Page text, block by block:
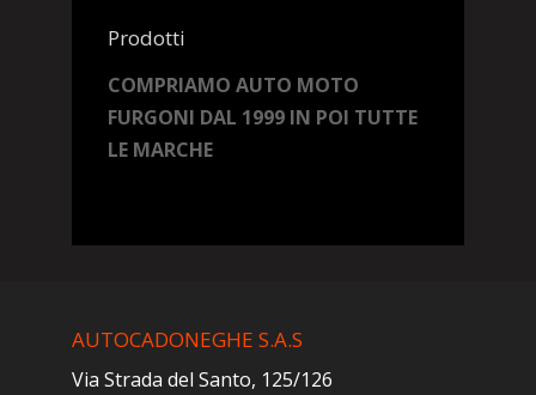
Prodotti
COMPRIAMO AUTO MOTO
FURGONI DAL 1999 IN POI TUTTE
LE MARCHE
AUTOCADONEGHE S.A.S
Via Strada del Santo, 125/126